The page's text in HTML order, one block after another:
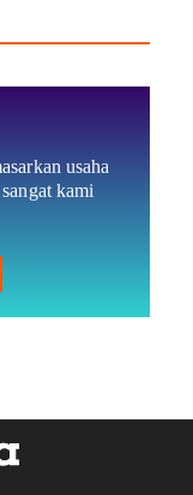
usaha
kami